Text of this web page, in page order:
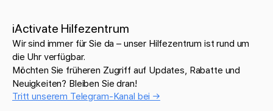
iActivate Hilfezentrum
Wir sind immer für Sie da – unser Hilfezentrum ist rund um
die Uhr verfügbar.
Möchten Sie früheren Zugriff auf Updates, Rabatte und
Neuigkeiten? Bleiben Sie dran!
Tritt unserem Telegram-Kanal bei →